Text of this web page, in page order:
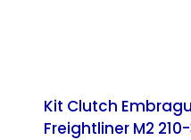
Kit Clutch
Freightliner M2